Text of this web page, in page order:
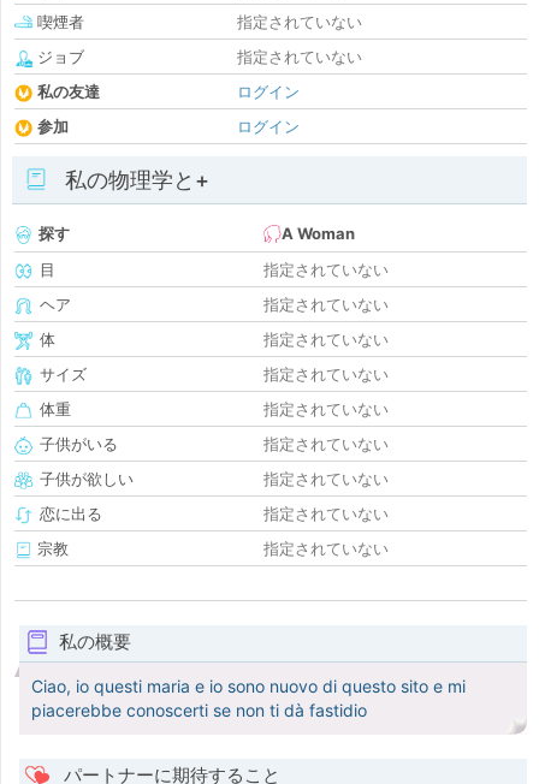
喫煙者
指定されていない
ジョブ
指定されていない
私の友達
ログイン
参加
ログイン
私の物理学と+
探す
A Woman
目
指定されていない
ヘア
指定されていない
体
指定されていない
サイズ
指定されていない
体重
指定されていない
子供がいる
指定されていない
子供が欲しい
指定されていない
恋に出る
指定されていない
宗教
指定されていない
私の概要
Ciao, io questi maria e io sono nuovo di questo sito e mi
piacerebbe conoscerti se non ti dà fastidio
パートナーに期待すること